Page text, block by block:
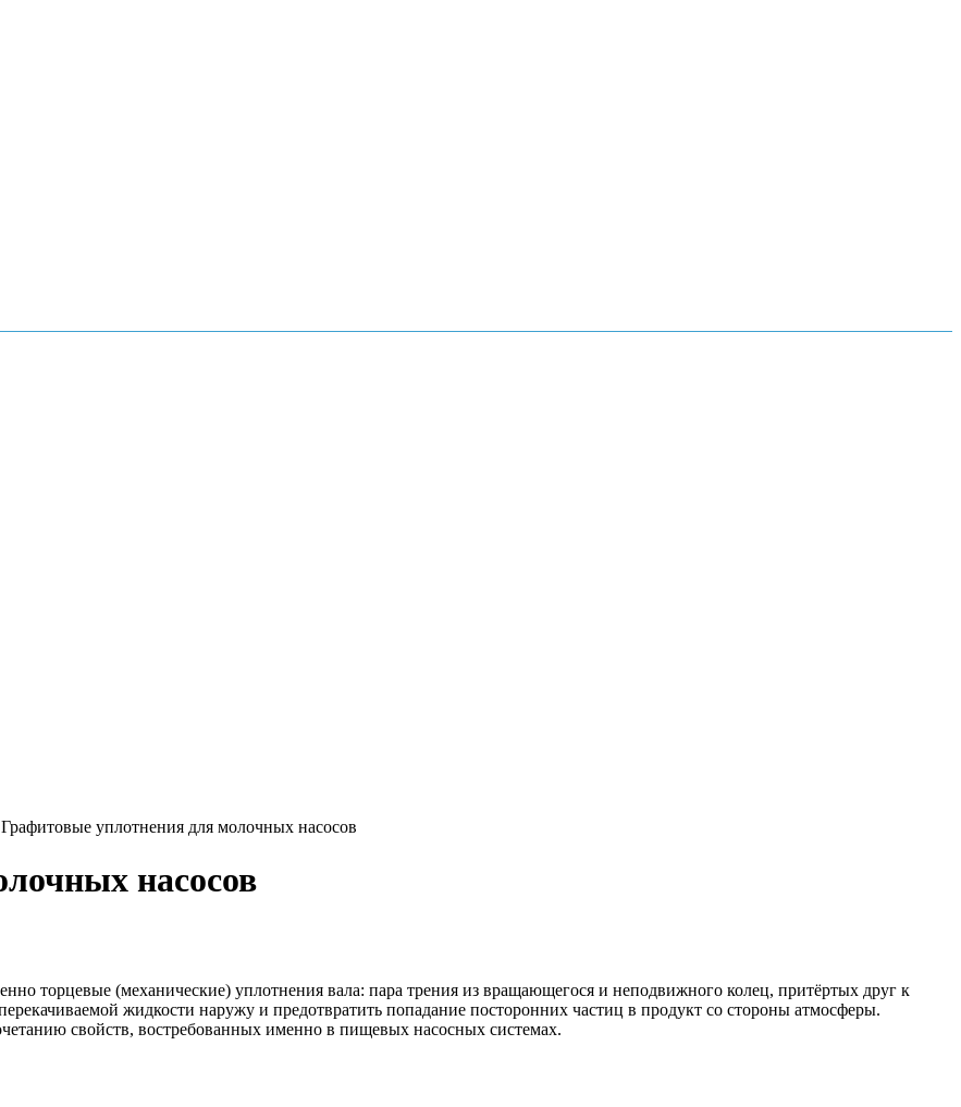
Графитовые уплотнения для молочных насосов
насосов
торцевые (механические) уплотнения вала: пара трения из вращающегося и неподвижного колец, притёртых друг к
жидкости наружу и предотвратить попадание посторонних частиц в продукт со стороны атмосферы.
свойств, востребованных именно в пищевых насосных системах.